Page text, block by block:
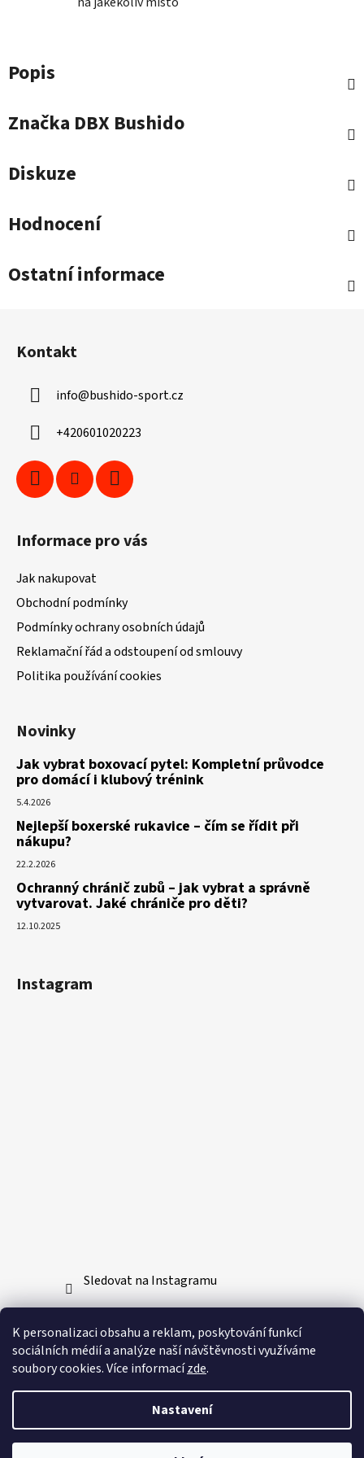
K personalizaci obsahu a reklam, poskytování funkcí
sociálních médií a analýze naší návštěvnosti využíváme
soubory cookies. Více informacízde.
Nastavení
Popis
Značka DBX Bushido
Diskuze
Hodnocení
Ostatní informace
Kontakt
info@bushido-sport.cz
+420601020223
Informace pro vás
Jak nakupovat
Obchodní podmínky
Podmínky ochrany osobních údajů
Reklamační řád a odstoupení od smlouvy
Politika používání cookies
Novinky
Jak vybrat boxovací pytel: Kompletní průvodce
pro domácí i klubový trénink
5.4.2026
Nejlepší boxerské rukavice – čím se řídit při
nákupu?
22.2.2026
Ochranný chránič zubů – jak vybrat a správně
vytvarovat. Jaké chrániče pro děti?
12.10.2025
Instagram
Sledovat na Instagramu
Přijímáme online platby
Vytvořil Shoptet